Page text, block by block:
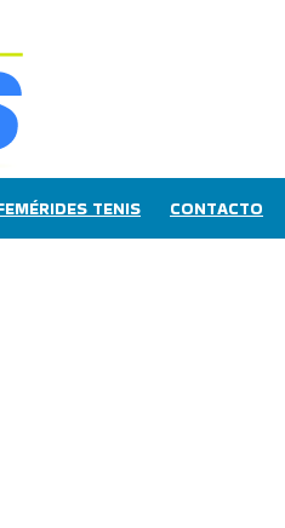
TENIS CONTACTO